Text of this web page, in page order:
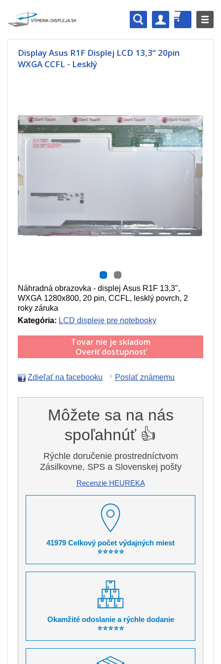
Display Asus R1F Displej LCD 13,3“ 20pin
WXGA CCFL - Lesklý
Náhradná obrazovka - displej Asus R1F 13,3",
WXGA 1280x800, 20 pin, CCFL, lesklý povrch, 2
roky záruka
Kategória: LCD displeje pre notebooky
Tovar nie je skladom
Overiť dostupnosť
Zdieľať na facebooku Poslať známemu
Môžete sa na nás
spoľahnúť 👍
Rýchle doručenie prostredníctvom
Zásilkovne, SPS a Slovenskej pošty
Recenzie HEUREKA
41979 Celkový počet výdajných miest
⭐⭐⭐⭐⭐
Okamžité odoslanie a rýchle dodanie
⭐⭐⭐⭐⭐